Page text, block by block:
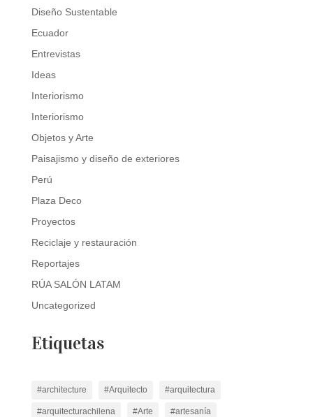
Diseño Sustentable
Ecuador
Entrevistas
Ideas
Interiorismo
Interiorismo
Objetos y Arte
Paisajismo y diseño de exteriores
Perú
Plaza Deco
Proyectos
Reciclaje y restauración
Reportajes
RÚA SALÓN LATAM
Uncategorized
Etiquetas
#architecture #Arquitecto #arquitectura
#arquitecturachilena #Arte #artesanía